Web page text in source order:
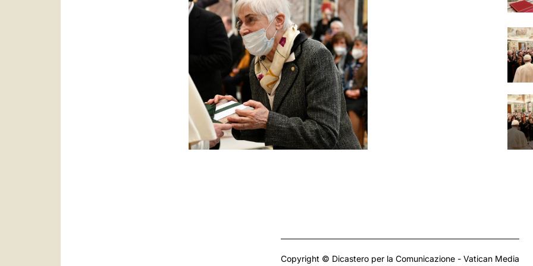
Copyright © Dicastero per la Comunicazione - Vatican Media